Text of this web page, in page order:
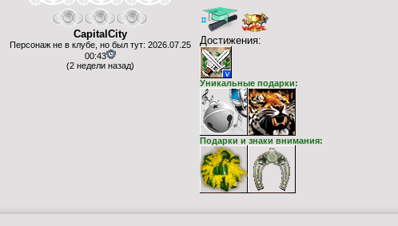
CapitalCity
Персонаж не в клубе, но был тут: 2026.07.25
00:43
(2 недели назад)
Достижения:
Уникальные подарки:
Подарки и знаки внимания: